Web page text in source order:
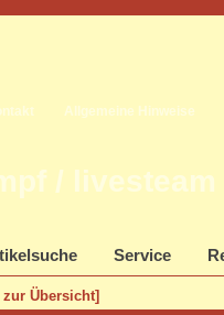
Allgemeine Hinweise
/
Service
zur Übersicht]